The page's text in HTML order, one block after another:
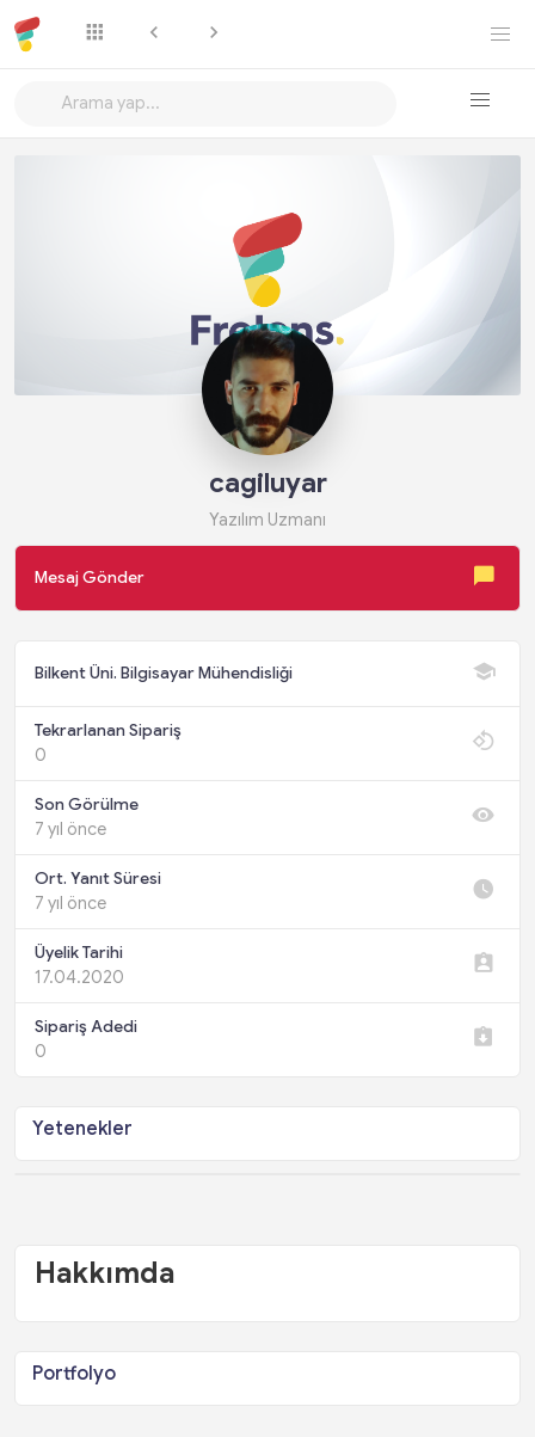
Takip Et
cagiluyar
Yazılım Uzmanı
Mesaj Gönder
Bilkent Üni. Bilgisayar Mühendisliği
Tekrarlanan Sipariş
0
Son Görülme
7 yıl önce
Ort. Yanıt Süresi
7 yıl önce
Üyelik Tarihi
17.04.2020
Sipariş Adedi
0
Yetenekler
Hakkımda
Portfolyo